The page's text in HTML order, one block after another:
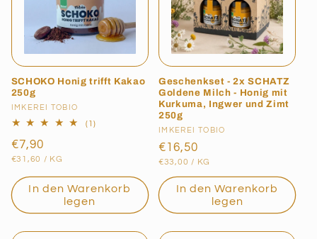
SCHOKO Honig trifft Kakao
250g
Anbieter:
IMKEREI TOBIO
(1)1
Normaler
Preis
€7,90
GRUNDPREIS
€31,60 / PRO
KG
In den Warenkorb
legen
Geschenkset - 2x SCHATZ
Goldene Milch - Honig mit
Kurkuma, Ingwer und Zimt
250g
Anbieter:
IMKEREI TOBIO
Normaler
Preis
€16,50
GRUNDPREIS
€33,00 / PRO
KG
In den Warenkorb
legen